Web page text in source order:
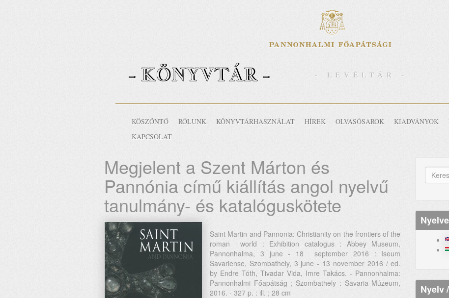
- KÖNYVTÁR - - LEVÉLTÁR -
KÖSZÖNTŐ RÓLUNK KÖNYVTÁRHASZNÁLAT HÍREK OLVASÓSAROK KIADVÁNYOK
KAPCSOLAT
Megjelent a Szent Márton és
Pannónia című kiállítás angol nyelvű
tanulmány- és katalóguskötete
Saint Martin and Pannonia: Christianity on the frontiers of the
roman world : Exhibition catalogus : Abbey Museum,
Pannonhalma, 3 june - 18 september 2016 : Iseum
Savariense, Szombathely, 3 june - 13 november 2016 / ed.
by Endre Tóth, Tivadar Vida, Imre Takács. - Pannonhalma:
Pannonhalmi Főapátság ; Szombathely : Savaria Múzeum,
2016. - 327 p. : ill. ; 28 cm
Nyelv